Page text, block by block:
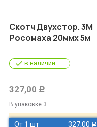
Скотч Двухстор. 3М
Росомаха 20ммх 5м
в наличии
327,00 Р
В упаковке 3
От 1 шт 327,00 Р